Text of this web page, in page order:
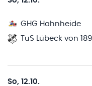
GHG Hahnheide
TuS Lübeck von
So, 12.10.